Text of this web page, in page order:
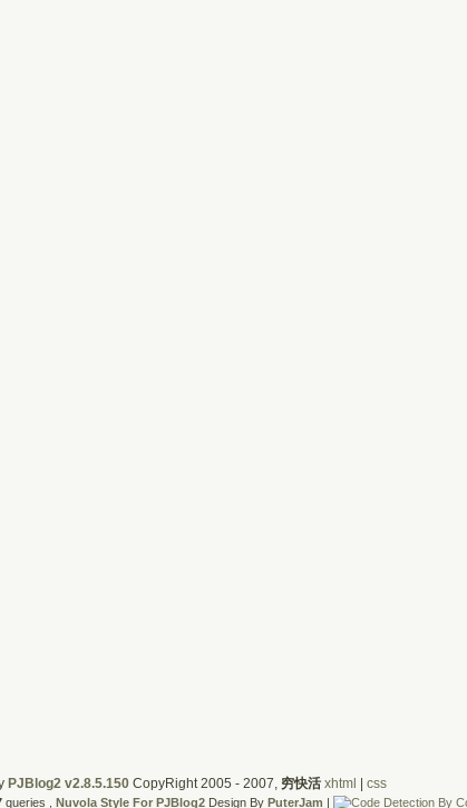
PJBlog2 v2.8.5.150CopyRight 2005 - 2007, 穷快活 xhtml css
queries , Nuvola Style For PJBlog2 Design By PuterJam |